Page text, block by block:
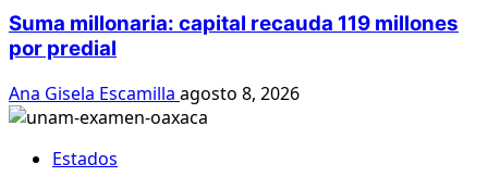
Suma millonaria: capital recauda 119 millones
por predial
Ana Gisela Escamilla agosto 8, 2026
Estados